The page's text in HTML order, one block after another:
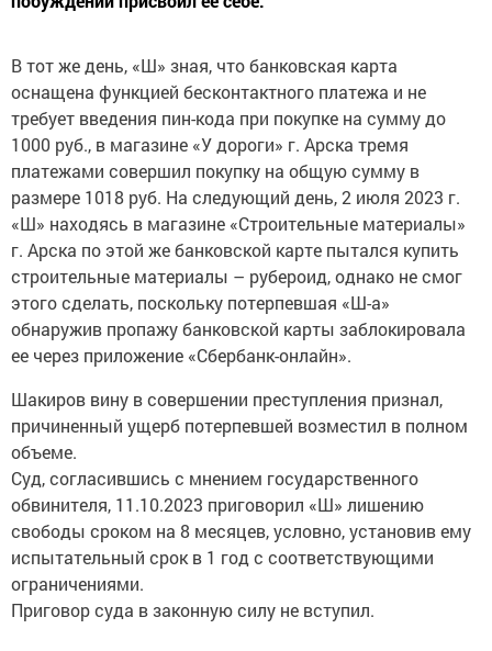
В тот же день, «Ш» зная, что банковская карта
оснащена функцией бесконтактного платежа и не
требует введения пин-кода при покупке на сумму до
1000 руб., в магазине «У дороги» г. Арска тремя
платежами совершил покупку на общую сумму в
размере 1018 руб. На следующий день, 2 июля 2023 г.
«Ш» находясь в магазине «Строительные материалы»
г. Арска по этой же банковской карте пытался купить
строительные материалы – рубероид, однако не смог
этого сделать, поскольку потерпевшая «Ш-а»
обнаружив пропажу банковской карты заблокировала
ее через приложение «Сбербанк-онлайн».
Шакиров вину в совершении преступления признал,
причиненный ущерб потерпевшей возместил в полном
объеме.
Суд, согласившись с мнением государственного
обвинителя, 11.10.2023 приговорил «Ш» лишению
свободы сроком на 8 месяцев, условно, установив ему
испытательный срок в 1 год с соответствующими
ограничениями.
Приговор суда в законную силу не вступил.